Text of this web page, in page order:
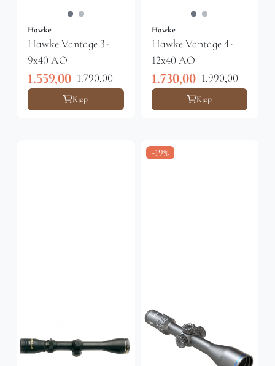
Hawke
Hawke Vantage 3-
9x40 AO
1.559,00 1.790,00
Kjøp
Hawke
Hawke Vantage 4-
12x40 AO
1.730,00 1.990,00
Kjøp
-19%